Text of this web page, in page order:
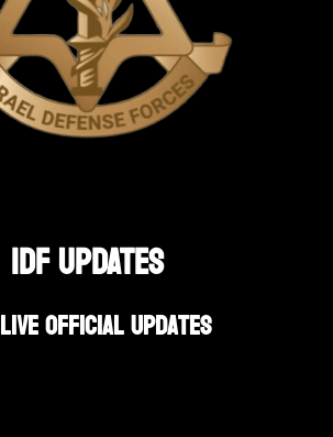
IDF UPDATES
Live Official Updates